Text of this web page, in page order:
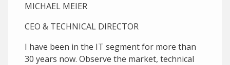
MICHAEL MEIER
CEO & TECHNICAL DIRECTOR
I have been in the IT segment for more than
30 years now. Observe the market, technical